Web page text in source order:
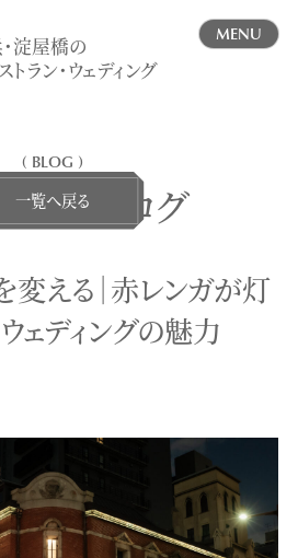
MENU
淀屋橋の
トラン・ウェディング
( BLOG )
ングブログ
一覧へ戻る
える｜赤レンガが灯
ェディングの魅力